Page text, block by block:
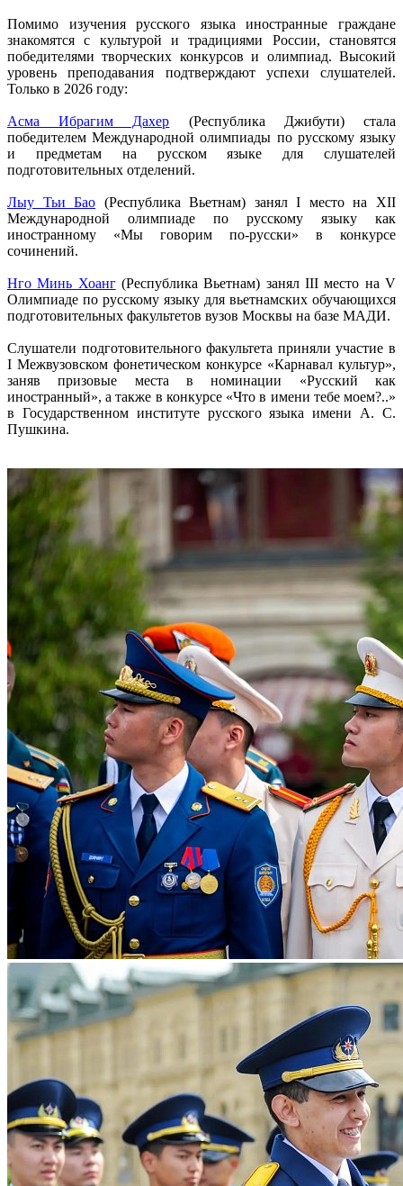
Помимо изучения русского языка иностранные граждане
знакомятся с культурой и традициями России, становятся
победителями творческих конкурсов и олимпиад. Высокий
уровень преподавания подтверждают успехи слушателей.
Только в 2026 году:
Асма Ибрагим Дахер (Республика Джибути) стала
победителем Международной олимпиады по русскому языку
и предметам на русском языке для слушателей
подготовительных отделений.
Лыу Тьи Бао (Республика Вьетнам) занял I место на XII
Международной олимпиаде по русскому языку как
иностранному «Мы говорим по-русски» в конкурсе
сочинений.
Нго Минь Хоанг(Республика Вьетнам) занял III место на V
Олимпиаде по русскому языку для вьетнамских обучающихся
подготовительных факультетов вузов Москвы на базе МАДИ.
Слушатели подготовительного факультета приняли участие в
I Межвузовском фонетическом конкурсе «Карнавал культур»,
заняв призовые места в номинации «Русский как
иностранный», а также в конкурсе «Что в имени тебе моем?..»
в Государственном институте русского языка имени А. С.
Пушкина.